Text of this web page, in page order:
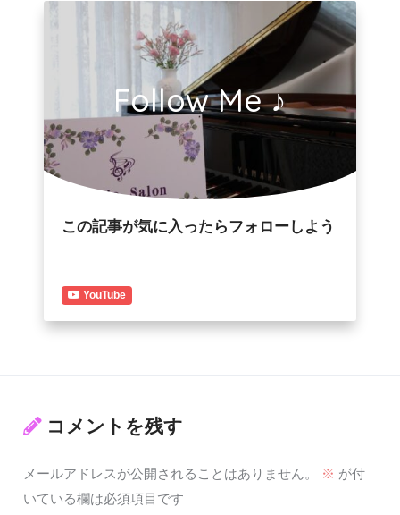
Follow Me ♪
この記事が気に入ったらフォローしよう
YouTube
コメントを残す
メールアドレスが公開されることはありません。 ※ が付
いている欄は必須項目です